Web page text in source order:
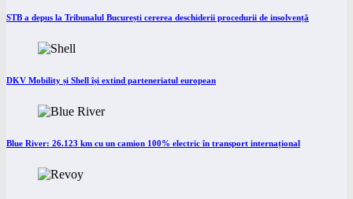
STB a depus la Tribunalul București cererea deschiderii procedurii de insolvență
DKV Mobility și Shell își extind parteneriatul european
Blue River: 26.123 km cu un camion 100% electric în transport internațional